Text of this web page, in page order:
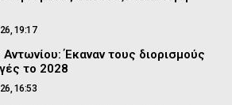
19:17
Έκαναν τους διορισμούς
το 2028
16:53